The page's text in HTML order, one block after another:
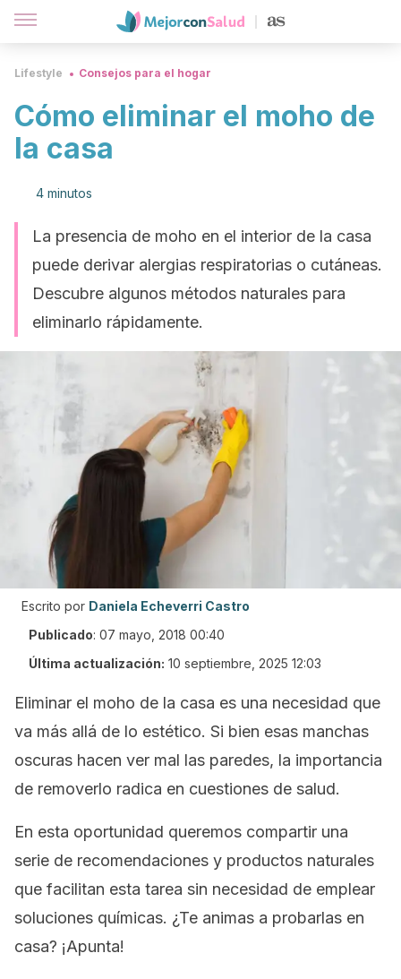
Lifestyle Consejos para el hogar
Cómo eliminar el moho de
la casa
4 minutos
La presencia de moho en el interior de la casa
puede derivar alergias respiratorias o cutáneas.
Descubre algunos métodos naturales para
eliminarlo rápidamente.
Escrito por Daniela Echeverri Castro
Publicado: 07 mayo, 2018 00:40
Última actualización: 10 septiembre, 2025 12:03
Eliminar el moho de la casa es una necesidad que
va más allá de lo estético. Si bien esas manchas
oscuras hacen ver mal las paredes, la importancia
de removerlo radica en cuestiones de salud.
En esta oportunidad queremos compartir una
serie de recomendaciones y productos naturales
que facilitan esta tarea sin necesidad de emplear
soluciones químicas. ¿Te animas a probarlas en
casa? ¡Apunta!